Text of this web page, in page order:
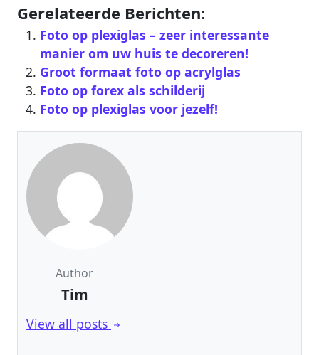
Gerelateerde Berichten:
Foto op plexiglas – zeer interessante
manier om uw huis te decoreren!
Groot formaat foto op acrylglas
Foto op forex als schilderij
Foto op plexiglas voor jezelf!
Author
Tim
View all posts